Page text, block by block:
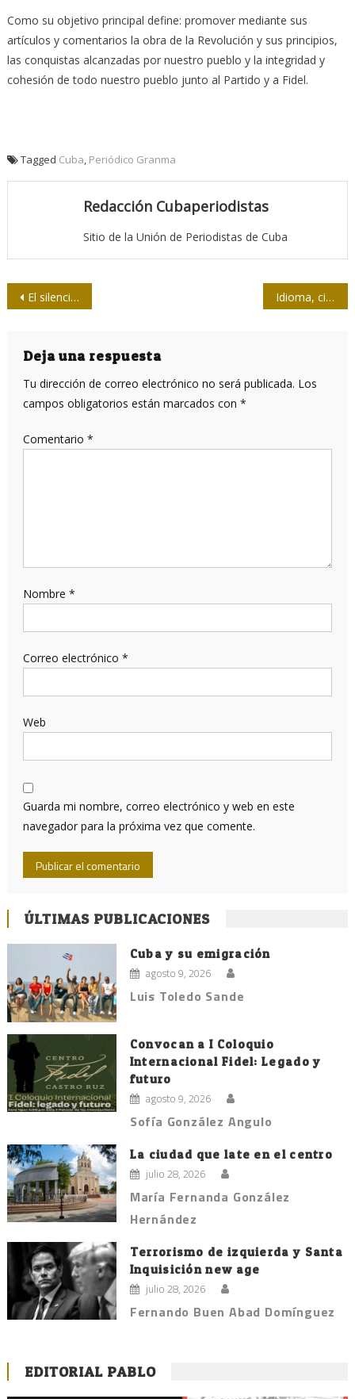
Como su objetivo principal define: promover mediante sus
artículos y comentarios la obra de la Revolución y sus principios,
las conquistas alcanzadas por nuestro pueblo y la integridad y
cohesión de todo nuestro pueblo junto al Partido y a Fidel.
Tagged Cuba Periódico Granma
Redacción Cubaperiodistas
Sitio de la Unión de Periodistas de Cuba
Navegación
entradas
El silencio como manipulación Idioma, ciencia y tecnología
Deja una respuesta
Tu dirección de correo electrónico no será publicada. Los
campos obligatorios están marcados con *
Comentario *
Nombre *
Correo electrónico *
Web
Guarda mi nombre, correo electrónico y web en este
navegador para la próxima vez que comente.
ÚLTIMAS PUBLICACIONES
Cuba y su emigración
agosto 9, 2026
Luis Toledo Sande
Convocan a I Coloquio
Internacional Fidel: Legado y
futuro
agosto 9, 2026
Sofía González Angulo
La ciudad que late en el centro
julio 28, 2026
María Fernanda González
Hernández
Terrorismo de izquierda y Santa
Inquisición new age
julio 28, 2026
Fernando Buen Abad Domínguez
EDITORIAL PABLO